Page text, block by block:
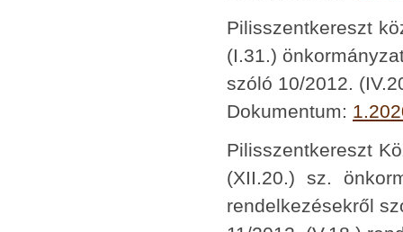
Pilisszentkereszt
(I.31.)
szóló 10/2012.
Dokumentum:
Pilisszentkereszt
(XII.20.) sz.
rendelkezésekről